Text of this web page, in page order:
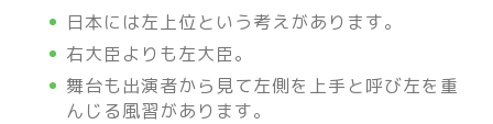
日本には左上位という考えがあります。
右大臣よりも左大臣。
舞台も出演者から見て左側を上手と呼び左を重
んじる風習があります。